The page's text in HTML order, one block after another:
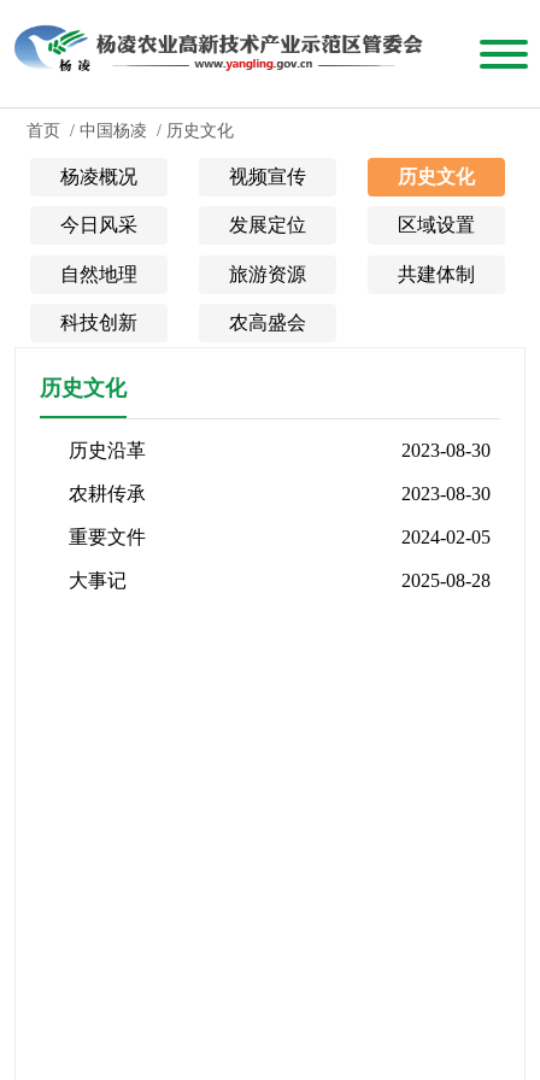
首页 / 中国杨凌 / 历史文化
杨凌概况 视频宣传 历史文化
今日风采 发展定位 区域设置
自然地理 旅游资源 共建体制
科技创新 农高盛会
历史文化
2023-08-30
历史沿革
2023-08-30
农耕传承
2024-02-05
重要文件
2025-08-28
大事记